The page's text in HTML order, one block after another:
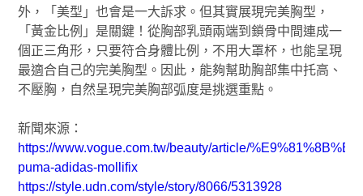
外，「美型」也會是一大訴求。但其實展現完美胸型，
「黃金比例」是關鍵！從胸部乳頭兩端到鎖骨中間連成一
個正三角形，只要符合身體比例，不用大罩杯，也能呈現
最適合自己的完美胸型。因此，能夠幫助胸部集中托高、
不壓胸，自然呈現完美胸部弧度是挑選重點。
新聞來源：
https://www.vogue.com.tw/beauty/article/
puma-adidas-mollifix
https://style.udn.com/style/story/8066/5313928